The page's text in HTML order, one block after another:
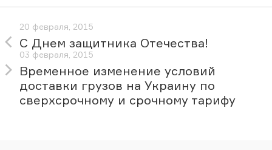
20 февраля, 2015
С Днем защитника Отечества!
03 февраля, 2015
Временное изменение условий
доставки грузов на Украину по
сверхсрочному и срочному тарифу